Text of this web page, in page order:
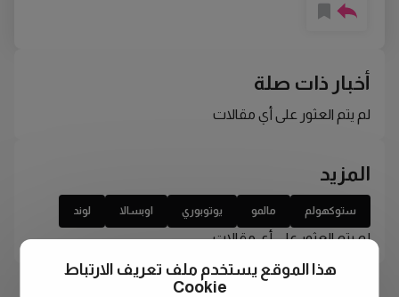
أخبار ذات صلة
لم يتم العثور على أي مقالات
المزيد
ستوكهولم مالمو يوتوبوري اوبسالا لوند
لم يتم العثور على أي مقالات
هذا الموقع يستخدم ملف تعريف الارتباط
Cookie